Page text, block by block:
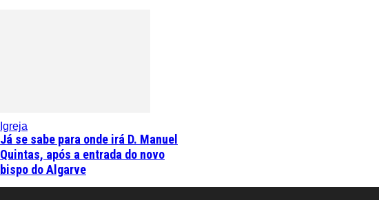
Igreja
Já se sabe para onde irá D. Manuel
Quintas, após a entrada do novo
bispo do Algarve